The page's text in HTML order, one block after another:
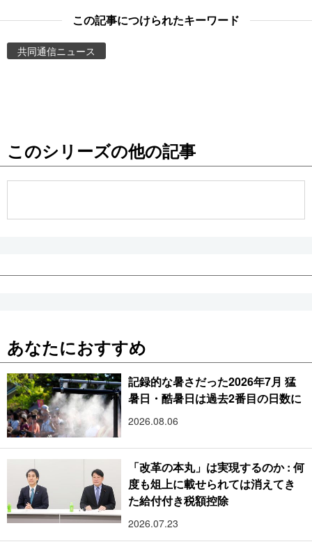
お知らせ
この記事につけられたキーワード
共同通信ニュース
このシリーズの他の記事
あなたにおすすめ
記録的な暑さだった2026年7月 猛
暑日・酷暑日は過去2番目の日数に
2026.08.06
「改革の本丸」は実現するのか : 何
度も俎上に載せられては消えてき
た給付付き税額控除
2026.07.23